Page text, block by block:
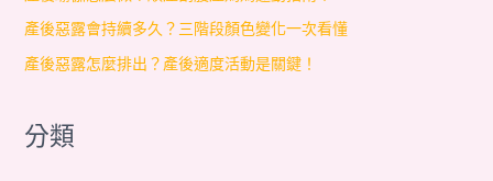
產後惡露會持續多久？三階段顏色變化一次看懂
產後惡露怎麼排出？產後適度活動是關鍵！
分類